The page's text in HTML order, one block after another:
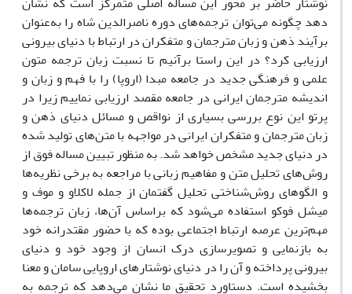
دهد چگونه می‌توان ترجمه‌های دوره ناصرالدین شاه را به‌عنوان
برآیند ذهن و زبان مترجمان و متفکران در ارتباط با دنیای بیرونی
ارزیابی کرد؟ در این راستا برآنیم تا نسبت زبان ترجمه متون
علمی و فرهنگی جدید در جامعه مبدا (اروپا) را با فهم و زبان و
اندیشه مترجمان ایرانی در جامعه مقصد ارزیابی نماییم زیرا در
پرتو این نوع بررسی بسیاری از نواقص و مسائل دنیای ذهن و
زبان مترجمان و متفکران ایرانی در مواجهه با متن‌های تولید شده
در دنیای جدید مشخص خواهد شد. به منظور تبیین مساله فوق از
روش‌های تحلیل متن و مفاهیم زبانی با مراجعه به برخی نظریه‌ها
و الگوهای روش‌شناختی تحلیل گفتمان از جمله لاکلاو و موف و
میشل فوکو استفاده می‌شود که براساس آن‌ها، زبان ترجمه‌ها
مهم‌ترین عرصه ارتباط اجتماعی بوده که با حضور مقتدرانه خود
به بازنمایی و تصویرسازی درک انسان از وجود خود و دنیای
بیرونی پرداخته و آن‌ را در دنیای نوشتارهای اروپایی سامان و معنا
بخشیده است. دستاورد تحقیق ما نشان می‌دهد که ترجمه به